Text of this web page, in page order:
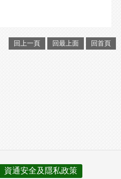
回上一頁 回最上面 回首頁
資通安全及隱私政策